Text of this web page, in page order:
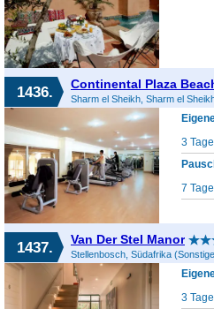
1436. Continental Plaza
3
7
1437. Van Der Stel Manor
3